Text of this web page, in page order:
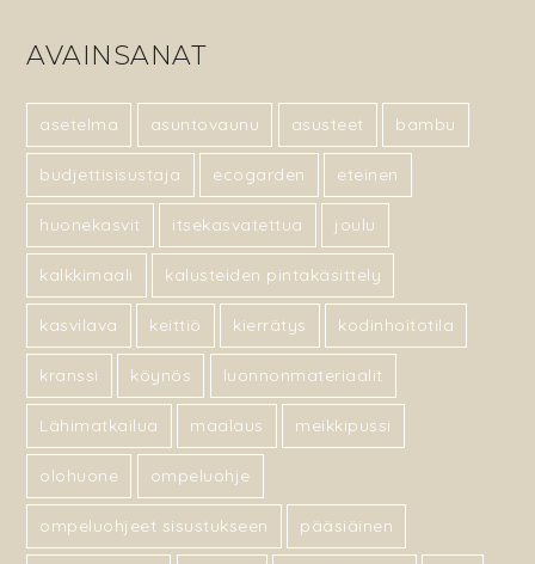
AVAINSANAT
asetelma asuntovaunu asusteet bambu
budjettisisustaja ecogarden eteinen
huonekasvit itsekasvatettua joulu
kalkkimaali kalusteiden pintakäsittely
kasvilava keittiö kierrätys kodinhoitotila
kranssi köynös luonnonmateriaalit
Lähimatkailua maalaus meikkipussi
olohuone ompeluohje
ompeluohjeet sisustukseen pääsiäinen